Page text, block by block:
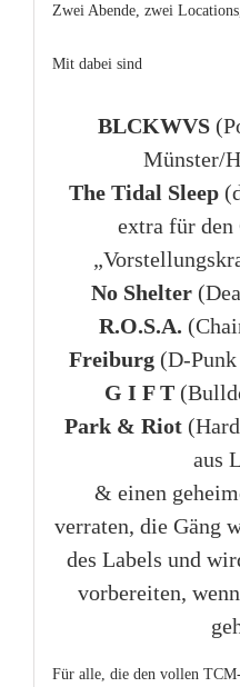
Zwei Abende, zwei
Mit dabei sind
BLCKWVS
Münster/
The Tidal Sleep
extra für den
No Shelter
R.O.S.A.
Freiburg(D-Punk
G I F T
Park & Riot
aus
& einen
verraten, die Gäng
des Labels und
vorbereiten,
Für alle, die den vollen